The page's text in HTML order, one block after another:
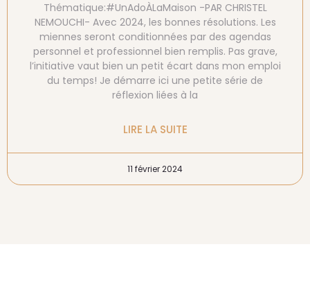
Thématique:#UnAdoÀLaMaison -PAR CHRISTEL
NEMOUCHI- Avec 2024, les bonnes résolutions. Les
miennes seront conditionnées par des agendas
personnel et professionnel bien remplis. Pas grave,
l’initiative vaut bien un petit écart dans mon emploi
du temps! Je démarre ici une petite série de
réflexion liées à la
LIRE LA SUITE
11 février 2024